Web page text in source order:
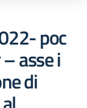
poc
asse i
di